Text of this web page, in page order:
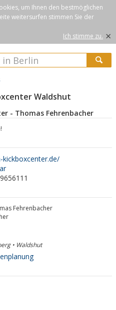
um Ihnen den bestmöglichen
weitersurfen stimmen Sie der
Ich stimme zu. ×
Waldshut
- Thomas Fehrenbacher
kickboxcenter.de/
Fehrenbacher
• Waldshut